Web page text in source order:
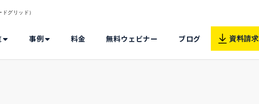
グリッド）
事例 料金 無料ウェビナー ブログ 資料請求